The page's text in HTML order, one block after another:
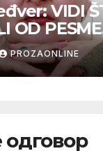
VIDI
OD
PROZAONLINE
одговор